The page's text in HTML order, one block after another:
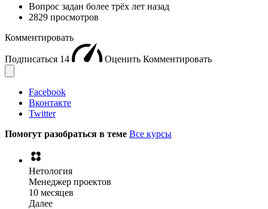
Вопрос задан более трёх лет назад
2829 просмотров
Комментировать
Подписаться 14 Оценить Комментировать
Facebook
Вконтакте
Twitter
Помогут разобраться в теме Все курсы
Нетология
Менеджер проектов
10 месяцев
Далее